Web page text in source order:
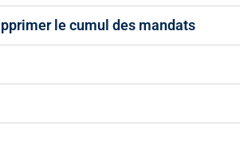
le cumul des mandats